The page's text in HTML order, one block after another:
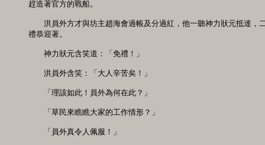
趕造著官方的戰船。
洪員外方才與坊主趙海會過帳及分過紅，他一聽神力狀元抵達，
禮恭迎著。
神力狀元含笑道：「免禮！」
洪員外含笑：「大人辛苦矣！」
「理該如此！員外為何在此？」
「草民來瞧瞧大家的工作情形？」
「員外真令人佩服！」